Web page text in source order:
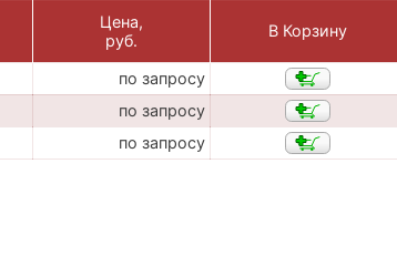
Цена,
руб.
В Корзину
по запросу
по запросу
по запросу